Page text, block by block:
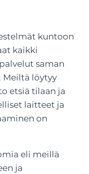
kuntoon
kaikki
saman
Meiltä löytyy
etsiä tilaan ja
laitteet ja
on
eli meillä
ja